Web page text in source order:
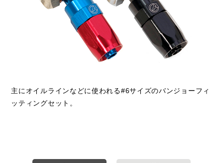
主にオイルラインなどに使われる#6サイズのバンジョーフィ
ッティングセット。